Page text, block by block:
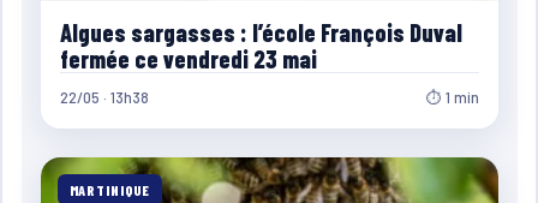
Algues sargasses : l’école François Duval
fermée ce vendredi 23 mai
22/05 · 13h38 ⏱ 1 min
MARTINIQUE